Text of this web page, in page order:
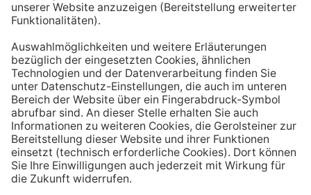
Dadurch verknüpfst du das Trinken mit einem Ereignis.
einer Mahlzeit trinken, unterstützt du außerdem die
Produktion von Verdauungssäften. Zusätzlich fördert
das Trinken während des Essens das Sättigungsgefühl.
Tipp #4: Peppe dein Wasser auf
Wenn dir der Geschmack von purem Mineralwasser
nicht reichen sollte, dann kannst du deine Getränke mit
einfachen Mitteln verfeinern. Mische dir einfach